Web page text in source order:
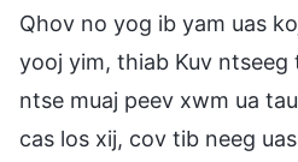
Qhov no yog ib yam uas
yooj yim, thiab Kuv ntseeg
ntse muaj peev xwm ua
cas los xij, cov tib neeg